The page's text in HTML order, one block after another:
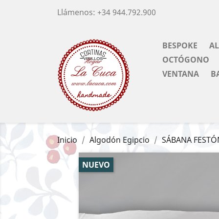
Llámenos: +34 944.792.900
BESPOKE
OCTÓGONO
VENTANA
Inicio Algodón Egipcio SÁBANA
NUEVO